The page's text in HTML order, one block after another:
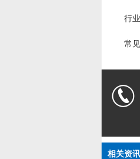
行
常
相关资讯